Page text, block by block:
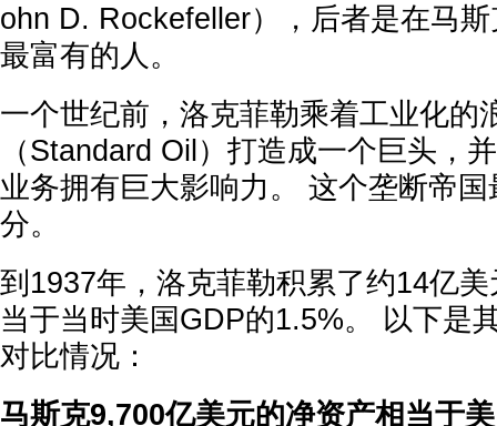
ohn D. Rockefeller），后者是在马
最富有的人。
一个世纪前，洛克菲勒乘着工业化的
（Standard Oil）打造成一个巨头，
业务拥有巨大影响力。 这个垄断帝
分。
到1937年，洛克菲勒积累了约14亿
当于当时美国GDP的1.5%。 以下是
对比情况：
马斯克9,700亿美元的净资产相当于